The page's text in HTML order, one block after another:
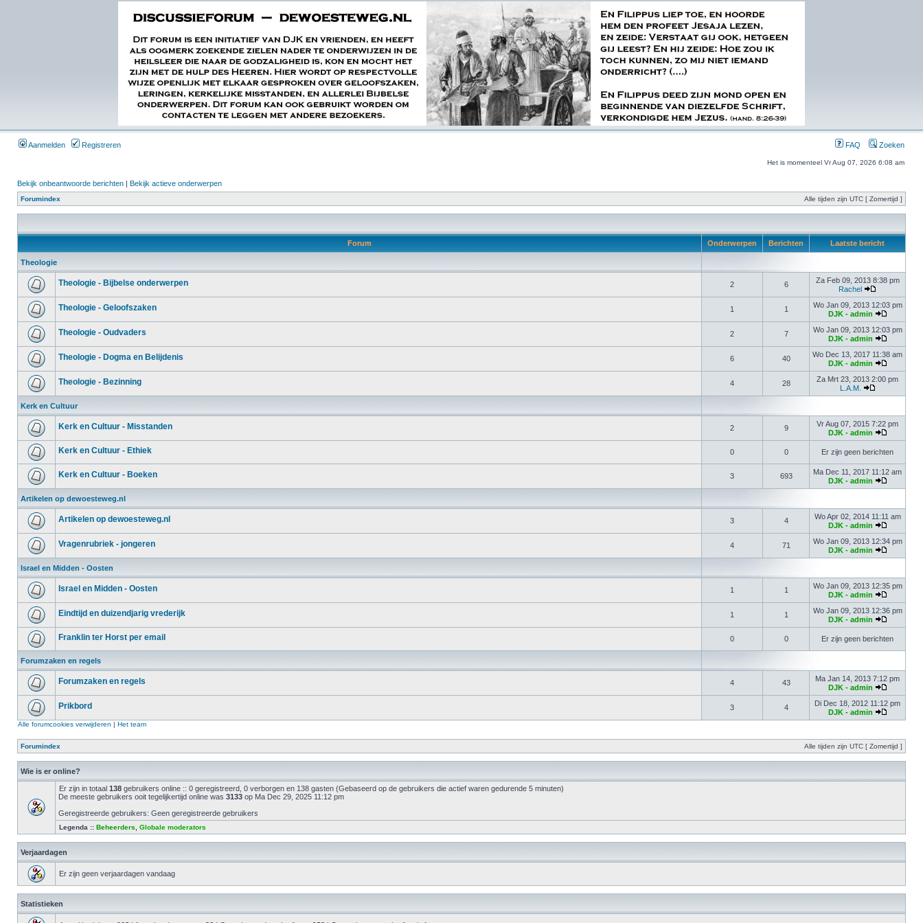
Aanmelden Registreren FAQ Zoeken
Het is momenteel Vr Aug 07, 2026 6:08 am
Bekijk onbeantwoorde berichten | Bekijk actieve onderwerpen
Forumindex Alle tijden zijn UTC [ Zomertijd ]
Forum Onderwerpen Berichten Laatste bericht
Theologie
Theologie - Bijbelse onderwerpen 2 6
Za Feb 09, 2013 8:38 pm
Rachel
Theologie - Geloofszaken 1 1
Wo Jan 09, 2013 12:03 pm
DJK - admin
Theologie - Oudvaders 2 7
Wo Jan 09, 2013 12:03 pm
DJK - admin
Theologie - Dogma en Belijdenis 6 40
Wo Dec 13, 2017 11:38 am
DJK - admin
Theologie - Bezinning 4 28
Za Mrt 23, 2013 2:00 pm
L.A.M.
Kerk en Cultuur
Kerk en Cultuur - Misstanden 2 9
Vr Aug 07, 2015 7:22 pm
DJK - admin
Kerk en Cultuur - Ethiek 0 0 Er zijn geen berichten
Kerk en Cultuur - Boeken 3 693
Ma Dec 11, 2017 11:12 am
DJK - admin
Artikelen op dewoesteweg.nl
Artikelen op dewoesteweg.nl 3 4
Wo Apr 02, 2014 11:11 am
DJK - admin
Vragenrubriek - jongeren 4 71
Wo Jan 09, 2013 12:34 pm
DJK - admin
Israel en Midden - Oosten
Israel en Midden - Oosten 1 1
Wo Jan 09, 2013 12:35 pm
DJK - admin
Eindtijd en duizendjarig vrederijk 1 1
Wo Jan 09, 2013 12:36 pm
DJK - admin
Franklin ter Horst per email 0 0 Er zijn geen berichten
Forumzaken en regels
Forumzaken en regels 4 43
Ma Jan 14, 2013 7:12 pm
DJK - admin
Prikbord 3 4
Di Dec 18, 2012 11:12 pm
DJK - admin
Alle forumcookies verwijderen | Het team
Forumindex Alle tijden zijn UTC [ Zomertijd ]
Wie is er online?
Er zijn in totaal 138 gebruikers online :: 0 geregistreerd, 0 verborgen en 138 gasten (Gebaseerd op de gebruikers die actief waren gedurende 5 minuten)
De meeste gebruikers ooit tegelijkertijd online was 3133 op Ma Dec 29, 2025 11:12 pm
Geregistreerde gebruikers: Geen geregistreerde gebruikers
Legenda :: Beheerders Globale moderators
Verjaardagen
Er zijn geen verjaardagen vandaag
Statistieken